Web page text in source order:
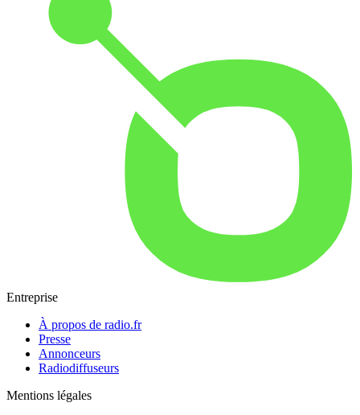
Entreprise
À propos de radio.fr
Presse
Annonceurs
Radiodiffuseurs
Mentions légales